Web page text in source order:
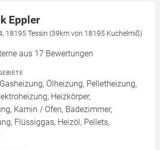
Eppler
18195 Tessin (39km von 18195 Kuchelmiß)
aus 17 Bewertungen
Ölheizung, Pelletheizung,
Heizkörper,
Kamin / Ofen, Badezimmer,
Flüssiggas, Heizöl, Pellets,